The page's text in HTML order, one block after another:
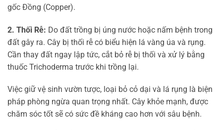
gốc Đồng (Copper).
2. Thối Rễ: Do đất trồng bị úng nước hoặc nấm bệnh trong
đất gây ra. Cây bị thối rễ có biểu hiện lá vàng úa và rụng.
Cần thay đất ngay lập tức, cắt bỏ rễ bị thối và xử lý bằng
thuốc Trichoderma trước khi trồng lại.
Việc giữ vệ sinh vườn tược, loại bỏ cỏ dại và lá rụng là biện
pháp phòng ngừa quan trọng nhất. Cây khỏe mạnh, được
chăm sóc tốt sẽ có sức đề kháng cao hơn với sâu bệnh.